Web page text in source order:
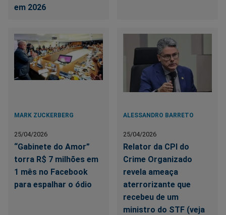
em 2026
MARK ZUCKERBERG
25/04/2026
“Gabinete do Amor”
torra R$ 7 milhões em
1 mês no Facebook
para espalhar o ódio
ALESSANDRO BARRETO
25/04/2026
Relator da CPI do
Crime Organizado
revela ameaça
aterrorizante que
recebeu de um
ministro do STF (veja